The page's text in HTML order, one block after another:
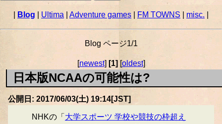
Blog Ultima Adventure games FM TOWNS| misc.
Blog ページ1/1
[newest] [1] [oldest]
日本版NCAAの可能性は?
公開日: 2017/06/03(土) 19:14[JST]
NHKの「 大学スポーツ 学校や競技の枠超え